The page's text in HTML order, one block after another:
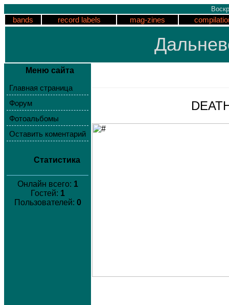
bands record labels mag-zines
Меню сайта
Главная страница
Форум
Фотоальбомы
Оставить коментарий
Статистика
Онлайн всего: 1
Гостей: 1
Пользователей: 0